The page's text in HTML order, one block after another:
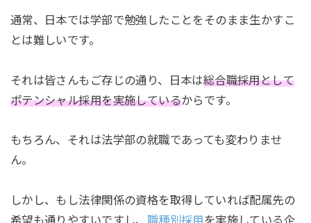
通常、日本では学部で勉強したことをそのまま生かすこ
とは難しいです。
それは皆さんもご存じの通り、日本は総合職採用として
ポテンシャル採用を実施しているからです。
もちろん、それは法学部の就職であっても変わりませ
ん。
しかし、もし法律関係の資格を取得していれば配属先の
希望も通りやすいですし、 職種別採用を実施している企